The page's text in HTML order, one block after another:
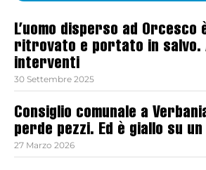
L’uomo disperso ad Orcesco
ritrovato e portato in salvo.
interventi
30 Settembre 2025
Consiglio comunale a
perde pezzi. Ed è giallo su
27 Marzo 2026